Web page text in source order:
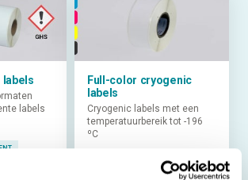
labels
labels
Full-color cryogenic
labels
Cryogenic labels met een
temperatuurbereik tot -196
ºC
STIKSTOFBESTENDIG